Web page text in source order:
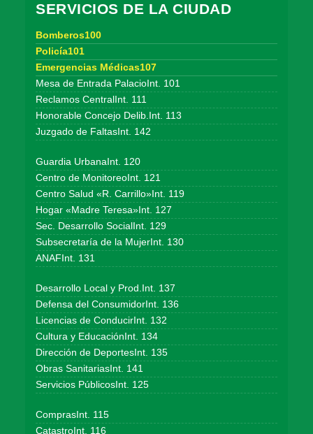
SERVICIOS DE LA CIUDAD
Bomberos100
Policía101
Emergencias Médicas107
Mesa de Entrada PalacioInt. 101
Reclamos CentralInt. 111
Honorable Concejo Delib.Int. 113
Juzgado de FaltasInt. 142
Guardia UrbanaInt. 120
Centro de MonitoreoInt. 121
Centro Salud «R. Carrillo»Int. 119
Hogar «Madre Teresa»Int. 127
Sec. Desarrollo SocialInt. 129
Subsecretaría de la MujerInt. 130
ANAFInt. 131
Desarrollo Local y Prod.Int. 137
Defensa del ConsumidorInt. 136
Licencias de ConducirInt. 132
Cultura y EducaciónInt. 134
Dirección de DeportesInt. 135
Obras SanitariasInt. 141
Servicios PúblicosInt. 125
ComprasInt. 115
CatastroInt. 116